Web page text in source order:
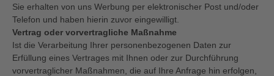
Sie erhalten von uns Werbung per elektronischer Post und/oder
Telefon und haben hierin zuvor eingewilligt.
Vertrag oder vorvertragliche Maßnahme
Ist die Verarbeitung Ihrer personenbezogenen Daten zur
Erfüllung eines Vertrages mit Ihnen oder zur Durchführung
vorvertraglicher Maßnahmen, die auf Ihre Anfrage hin erfolgen,